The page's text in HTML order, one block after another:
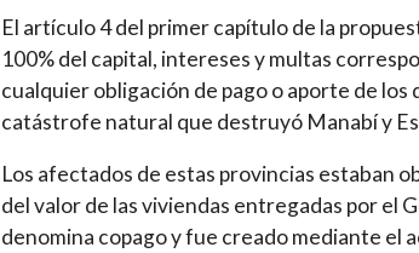
El artículo 4 del primer capítulo de la
100% del capital, intereses y multas
cualquier obligación de pago o aporte de los
catástrofe natural que destruyó Manabí y
Los afectados de estas provincias estaban
del valor de las viviendas entregadas por el
denomina copago y fue creado mediante el